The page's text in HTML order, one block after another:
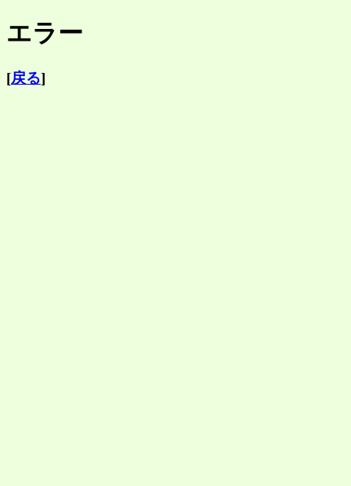
エラー
[戻る]